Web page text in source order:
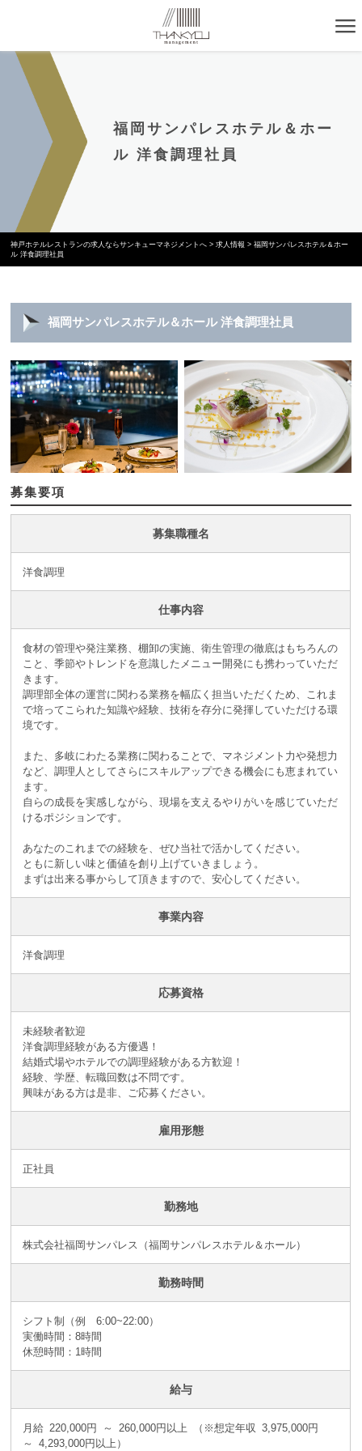
福岡サンパレスホテル＆ホー
ル 洋食調理社員
神戸ホテルレストランの求人ならサンキューマネジメントへ >求人情報 >福岡サンパレスホテル＆ホー
ル 洋食調理社員
福岡サンパレスホテル＆ホール 洋食調理社員
募集要項
募集職種名
洋食調理
仕事内容
食材の管理や発注業務、棚卸の実施、衛生管理の徹底はもちろんの
こと、季節やトレンドを意識したメニュー開発にも携わっていただ
きます。
調理部全体の運営に関わる業務を幅広く担当いただくため、これま
で培ってこられた知識や経験、技術を存分に発揮していただける環
境です。
また、多岐にわたる業務に関わることで、マネジメント力や発想力
など、調理人としてさらにスキルアップできる機会にも恵まれてい
ます。
自らの成長を実感しながら、現場を支えるやりがいを感じていただ
けるポジションです。
あなたのこれまでの経験を、ぜひ当社で活かしてください。
ともに新しい味と価値を創り上げていきましょう。
まずは出来る事からして頂きますので、安心してください。
事業内容
洋食調理
応募資格
未経験者歓迎
洋食調理経験がある方優遇！
結婚式場やホテルでの調理経験がある方歓迎！
経験、学歴、転職回数は不問です。
興味がある方は是非、ご応募ください。
雇用形態
正社員
勤務地
株式会社福岡サンパレス（福岡サンパレスホテル＆ホール）
勤務時間
シフト制（例 6:00~22:00）
実働時間：8時間
休憩時間：1時間
給与
月給 220,000円 ～ 260,000円以上 （※想定年収 3,975,000円
～ 4,293,000円以上）